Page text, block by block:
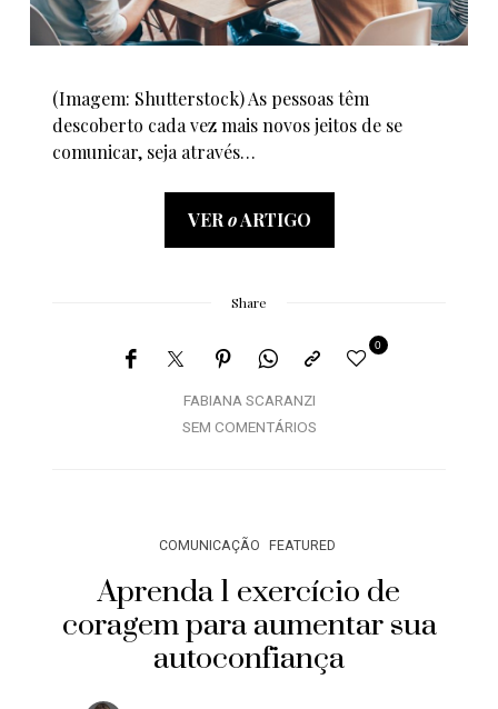
(Imagem: Shutterstock) As pessoas têm
descoberto cada vez mais novos jeitos de se
comunicar, seja através…
VER oARTIGO
Share
FABIANA SCARANZI
0
SEM COMENTÁRIOS
COMUNICAÇÃO FEATURED
Aprenda 1 exercício de
coragem para aumentar sua
autoconfiança